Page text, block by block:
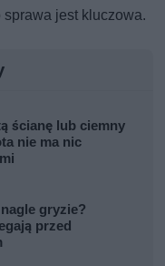
jest kluczowa.
ścianę lub ciemny
nie ma nic
gryzie?
przed